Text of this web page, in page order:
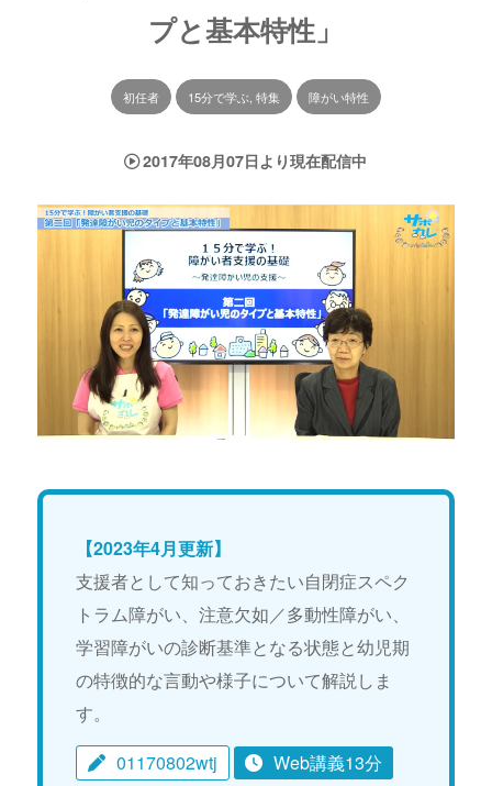
プと基本特性」
初任者 15分で学ぶ, 特集 障がい特性
2017年08月07日より現在配信中
【2023年4月更新】
支援者として知っておきたい自閉症スペク
トラム障がい、注意欠如／多動性障がい、
学習障がいの診断基準となる状態と幼児期
の特徴的な言動や様子について解説しま
す。
01170802wtj
Web講義13分